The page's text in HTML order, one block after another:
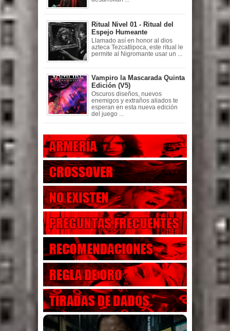
Ritual Nivel 01 - Ritual del
Espejo Humeante
Llamado así en honor al dios
azteca Tezcatlipoca, este ritual le
permite al Nigromante usar un ...
Vampiro la Mascarada Quinta
Edición (V5)
Oscuros diseños, nuevos
enemigos y extraños aliados te
esperan en esta nueva edición
del juego ...